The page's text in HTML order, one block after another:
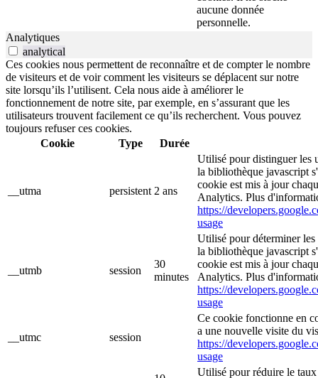
aucune donnée
personnelle.
Analytiques
analytical
Ces cookies nous permettent de reconnaître et de compter le nombre
de visiteurs et de voir comment les visiteurs se déplacent sur notre
site lorsqu’ils l’utilisent. Cela nous aide à améliorer le
fonctionnement de notre site, par exemple, en s’assurant que les
utilisateurs trouvent facilement ce qu’ils recherchent. Vous pouvez
toujours refuser ces cookies.
Cookie
Type Durée
__utma persistent 2 ans
Utilisé pour distinguer les
la bibliothèque javascript
cookie est mis à jour
Analytics. Plus
https://
usage
__utmb session
30
minutes
Utilisé pour déterminer les
la bibliothèque javascript
cookie est mis à jour
Analytics. Plus
https://
usage
__utmc session
Ce cookie fonctionne en
a une nouvelle visite du
https://
usage
Utilisé pour réduire le